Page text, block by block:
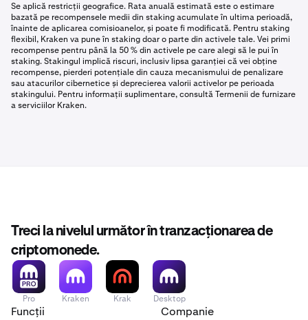
Se aplică restricții geografice. Rata anuală estimată este o estimare
bazată pe recompensele medii din staking acumulate în ultima perioadă,
înainte de aplicarea comisioanelor, și poate fi modificată. Pentru staking
flexibil, Kraken va pune în staking doar o parte din activele tale. Vei primi
recompense pentru până la 50 % din activele pe care alegi să le pui în
staking. Stakingul implică riscuri, inclusiv lipsa garanției că vei obține
recompense, pierderi potențiale din cauza mecanismului de penalizare
sau atacurilor cibernetice și deprecierea valorii activelor pe perioada
stakingului. Pentru informații suplimentare, consultă Termenii de furnizare
a serviciilor Kraken.
Treci la nivelul următor în tranzacționarea de
criptomonede.
Pro Kraken Krak Desktop
Funcții Companie